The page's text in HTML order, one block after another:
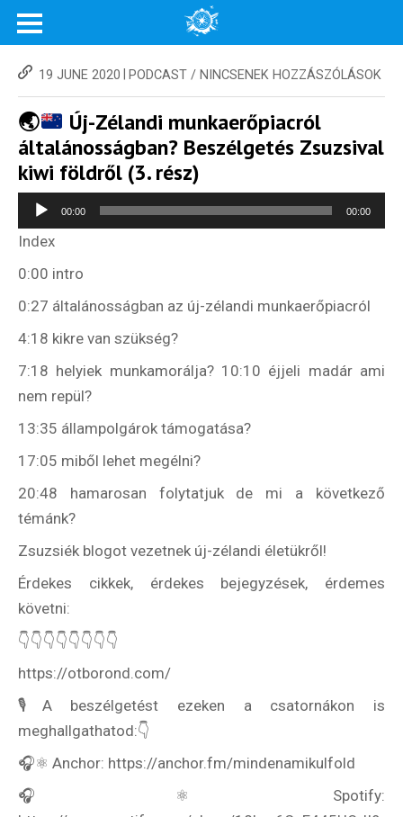
19 JUNE 2020 PODCAST / NINCSENEK HOZZÁSZÓLÁSOK
🌏
Új-Zélandi munkaerőpiacról
általánosságban? Beszélgetés Zsuzsival
kiwi földről (3. rész)
Audio
Player
00:00 00:00
Index
0:00 intro
0:27 általánosságban az új-zélandi munkaerőpiacról
4:18 kikre van szükség?
7:18 helyiek munkamorálja? 10:10 éjjeli madár ami
nem repül?
13:35 állampolgárok támogatása?
17:05 miből lehet megélni?
20:48 hamarosan folytatjuk de mi a következő
témánk?
Zsuzsiék blogot vezetnek új-zélandi életükről!
Érdekes cikkek, érdekes bejegyzések, érdemes
követni:
👇👇👇👇👇👇👇👇
https://otborond.com/
🎙A beszélgetést ezeken a csatornákon is
meghallgathatod:👇
🎧⚛️ Anchor: https://anchor.fm/mindenamikulfold
🎧⚛️ Spotify: